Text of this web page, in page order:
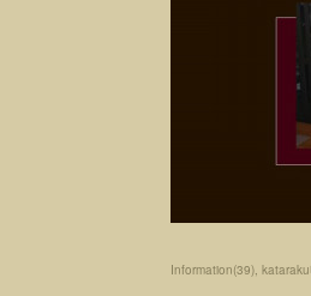
Information(39)